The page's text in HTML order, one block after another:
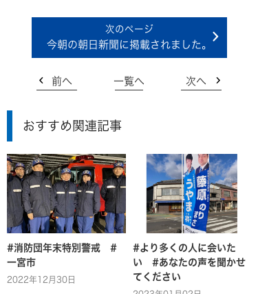
今朝の朝日新聞に掲載されました。
前へ 一覧へ 次へ
おすすめ関連記事
#消防団年末特別警戒 #
一宮市
2022年12月30日
#より多くの人に会いた
い #あなたの声を聞かせ
てください